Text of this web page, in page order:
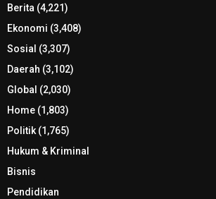
Berita (4,221)
Ekonomi (3,408)
Sosial (3,307)
Daerah (3,102)
Global (2,030)
Home (1,803)
Politik(1,765)
Hukum & Kriminal
Bisnis
Pendidikan